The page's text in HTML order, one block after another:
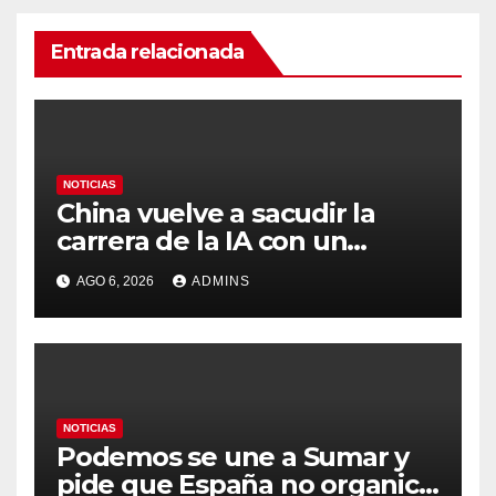
Entrada relacionada
NOTICIAS
China vuelve a sacudir la
carrera de la IA con un
modelo capaz de trabajar
durante días sin intervención
humana
AGO 6, 2026 ADMINS
NOTICIAS
Podemos se une a Sumar y
pide que España no organice